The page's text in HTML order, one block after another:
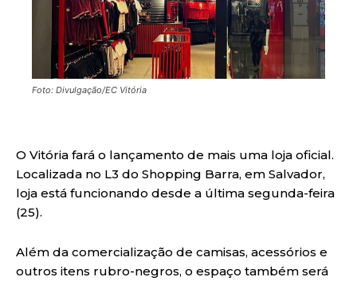
Foto: Divulgação/EC Vitória
O Vitória fará o lançamento de mais uma loja oficial.
Localizada no L3 do Shopping Barra, em Salvador,
loja está funcionando desde a última segunda-feira
(25).
Além da comercialização de camisas, acessórios e
outros itens rubro-negros, o espaço também será